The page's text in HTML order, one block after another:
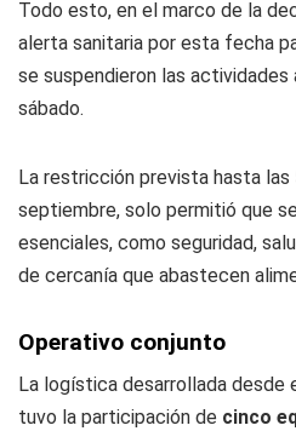
Todo esto, en el marco de la
alerta sanitaria por esta fecha
se suspendieron las actividades
sábado.
La restricción prevista hasta
septiembre, solo permitió que
esenciales, como seguridad,
de cercanía que abastecen
Operativo conjunto
La logística desarrollada desde
tuvo la participación de cinco